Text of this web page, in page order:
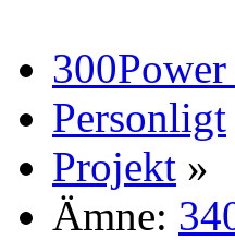
Personligt
Projekt »
Ämne: